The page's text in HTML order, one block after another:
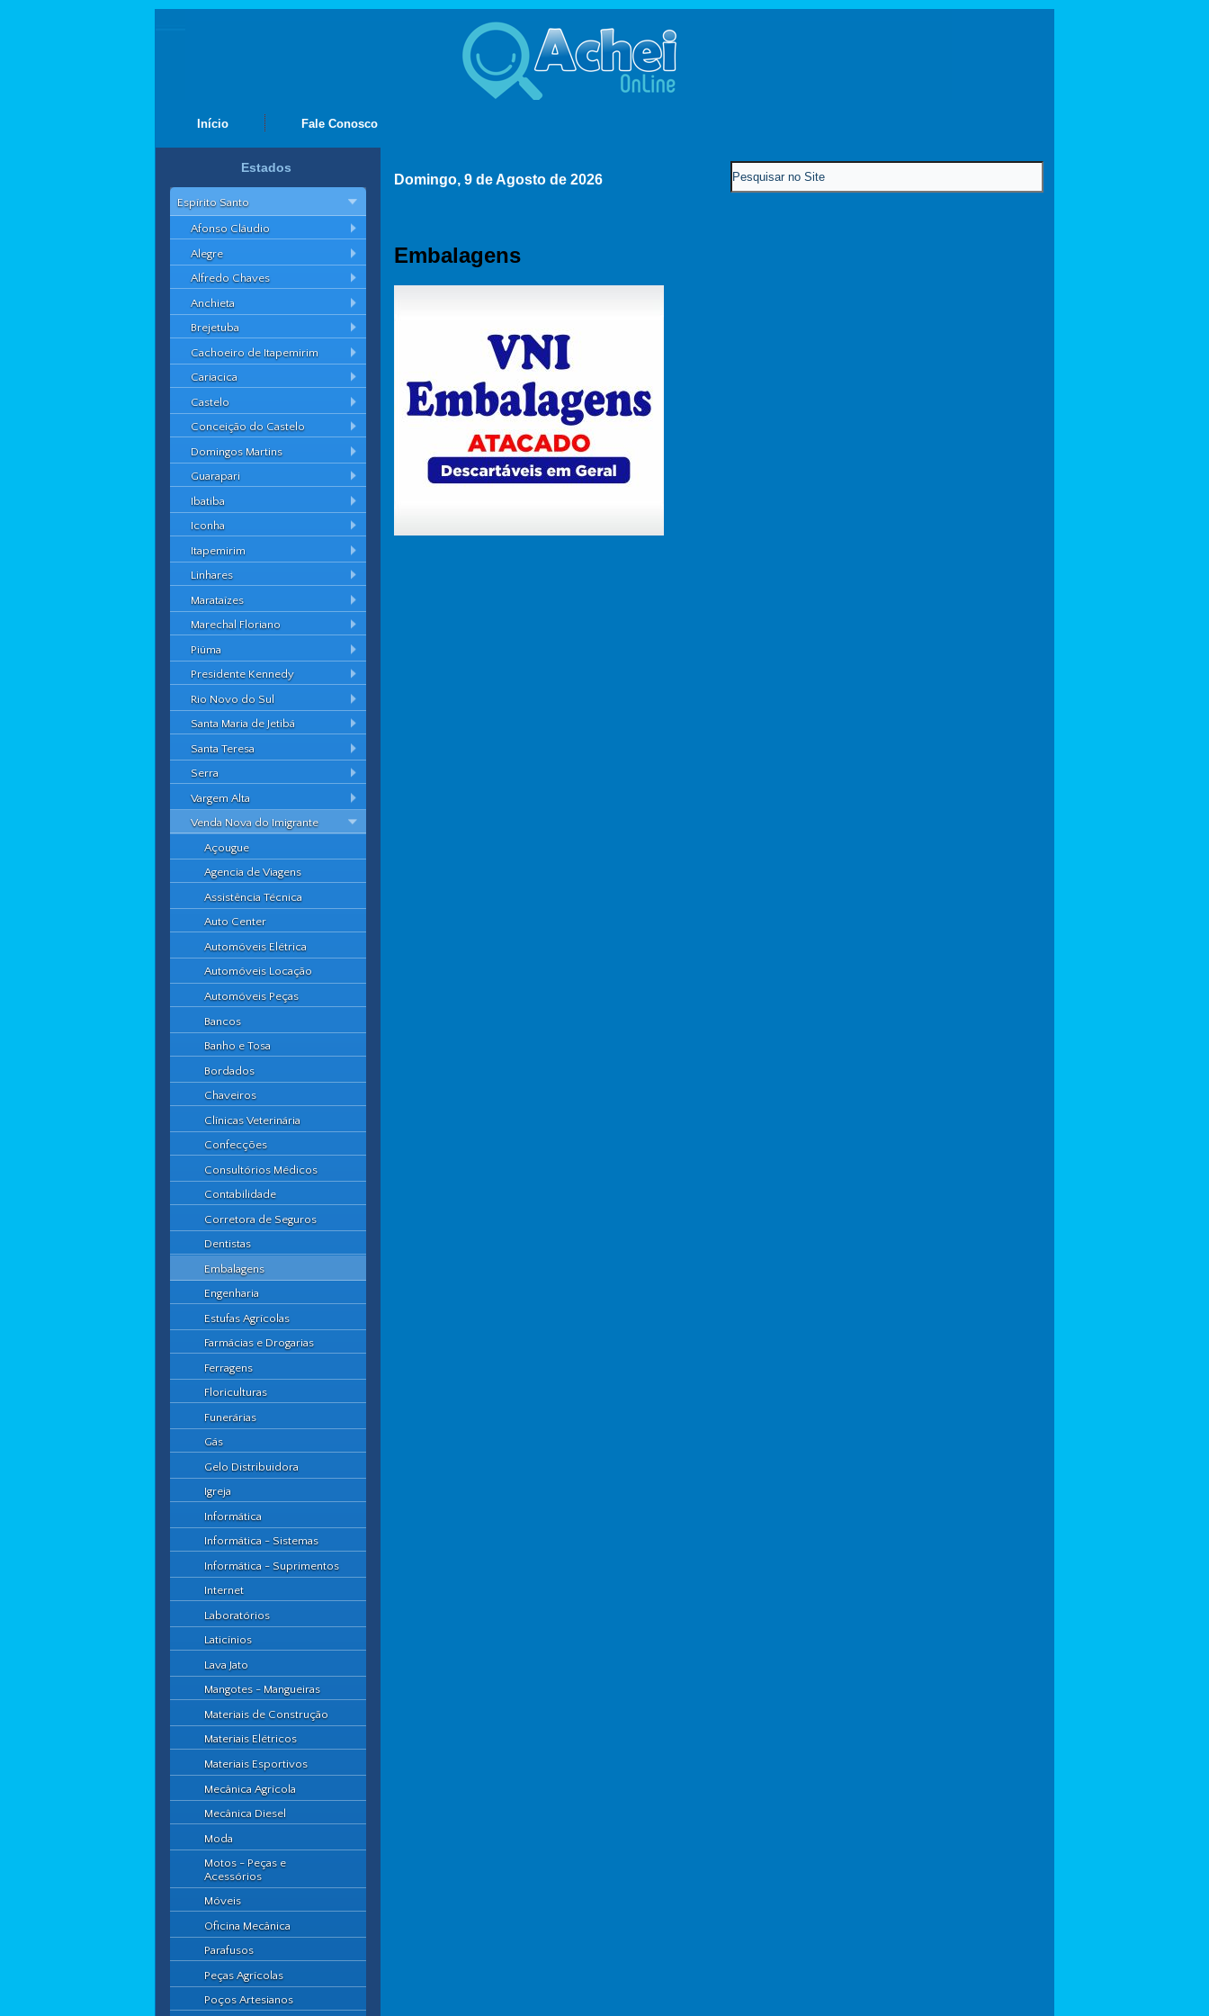
Início Fale Conosco
Estados
Espírito Santo
Afonso Cláudio
Alegre
Alfredo Chaves
Anchieta
Brejetuba
Cachoeiro de Itapemirim
Cariacica
Castelo
Conceição do Castelo
Domingos Martins
Guarapari
Ibatiba
Iconha
Itapemirim
Linhares
Marataízes
Marechal Floriano
Piúma
Presidente Kennedy
Rio Novo do Sul
Santa Maria de Jetibá
Santa Teresa
Serra
Vargem Alta
Venda Nova do Imigrante
Açougue
Agencia de Viagens
Assistência Técnica
Auto Center
Automóveis Elétrica
Automóveis Locação
Automóveis Peças
Bancos
Banho e Tosa
Bordados
Chaveiros
Clínicas Veterinária
Confecções
Consultórios Médicos
Contabilidade
Corretora de Seguros
Dentistas
Embalagens
Engenharia
Estufas Agrícolas
Farmácias e Drogarias
Ferragens
Floriculturas
Funerárias
Gás
Gelo Distribuidora
Igreja
Informática
Informática - Sistemas
Informática - Suprimentos
Internet
Laboratórios
Laticínios
Lava Jato
Mangotes - Mangueiras
Materiais de Construção
Materiais Elétricos
Materiais Esportivos
Mecânica Agrícola
Mecânica Diesel
Moda
Motos - Peças e
Acessórios
Móveis
Oficina Mecânica
Parafusos
Peças Agrícolas
Poços Artesianos
Domingo, 9 de Agosto de 2026
Embalagens